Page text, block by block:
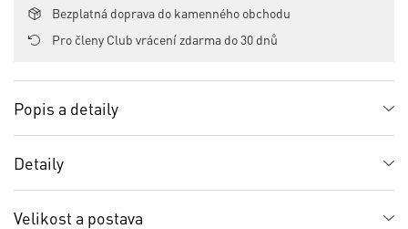
Bezplatná doprava do kamenného obchodu
Pro členy Club vrácení zdarma do 30 dnů
Popis a detaily
Detaily
Velikost a postava